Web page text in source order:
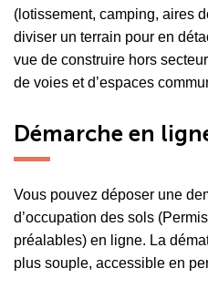
(lotissement, camping, aires
diviser un terrain pour en
vue de construire hors
de voies et d’espaces
Démarche en
Vous pouvez déposer une
d’occupation des sols
préalables) en ligne. La
plus souple, accessible en